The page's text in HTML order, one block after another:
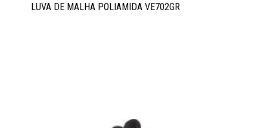
LUVA DE MALHA POLIAMIDA VE702GR